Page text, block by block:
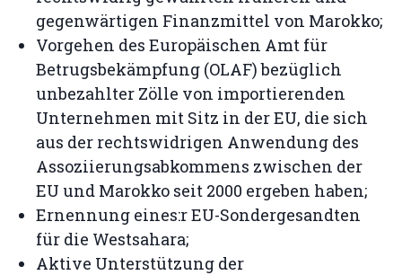
gegenwärtigen Finanzmittel von Marokko;
Vorgehen des Europäischen Amt für
Betrugsbekämpfung (OLAF) bezüglich
unbezahlter Zölle von importierenden
Unternehmen mit Sitz in der EU, die sich
aus der rechtswidrigen Anwendung des
Assoziierungsabkommens zwischen der
EU und Marokko seit 2000 ergeben haben;
Ernennung eines:r EU-Sondergesandten
für die Westsahara;
Aktive Unterstützung der